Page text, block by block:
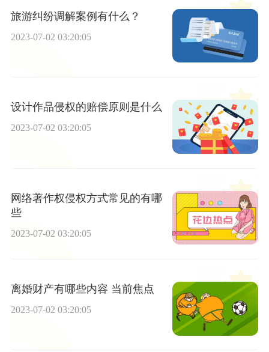
旅游纠纷调解案例有什么？
2023-07-02 03:20:05
设计作品侵权的赔偿原则是什么
2023-07-02 03:20:05
网络著作权侵权方式常见的有哪
些
2023-07-02 03:20:05
离婚财产有哪些内容 当前焦点
2023-07-02 03:20:05